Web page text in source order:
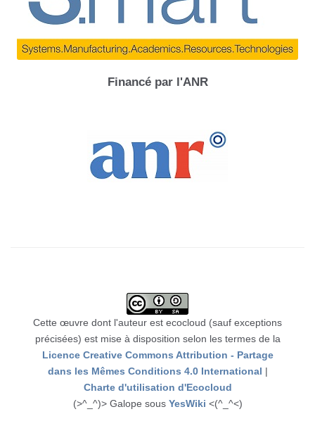
Financé par l'ANR
Cette œuvre dont l'auteur est ecocloud (sauf exceptions
précisées) est mise à disposition selon les termes de la
Licence Creative Commons Attribution - Partage
dans les Mêmes Conditions 4.0 International |
Charte d'utilisation d'Ecocloud
(>^_^)> Galope sous YesWiki <(^_^<)